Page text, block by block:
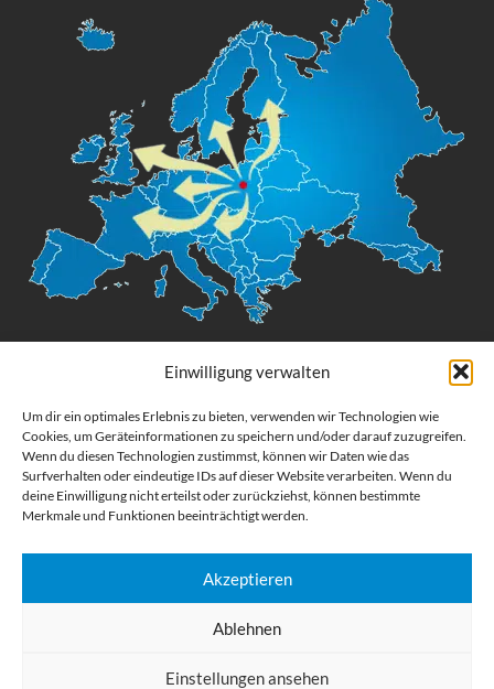
Einwilligung verwalten
Um dir ein optimales Erlebnis zu bieten, verwenden wir Technologien wie
Cookies, um Geräteinformationen zu speichern und/oder darauf zuzugreifen.
Wenn du diesen Technologien zustimmst, können wir Daten wie das
Surfverhalten oder eindeutige IDs auf dieser Website verarbeiten. Wenn du
deine Einwilligung nicht erteilst oder zurückziehst, können bestimmte
Merkmale und Funktionen beeinträchtigt werden.
Akzeptieren
Ablehnen
Einstellungen ansehen
Digital Großformatdruck
Bestellen Sie gedruckte Werbemittel online für Ihr Unternehmen. Wir
drucken: Banner, Stoffe, Folien, Fahnen, Strandfahnen, Poster, Etiketten
und Aufkleber. Wir liefern unsere Druckprodukte Deutschland,
Österreich und die meisten Länder der Europäischen Union.
NÜTZLICHE LINKS